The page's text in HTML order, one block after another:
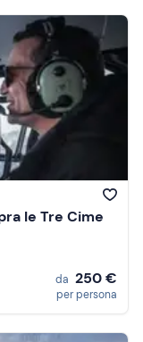
le Tre Cime
da 250 €
per persona